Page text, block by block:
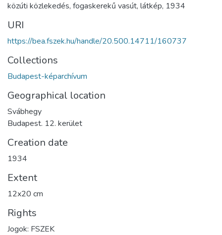
közúti közlekedés, fogaskerekű vasút, látkép, 1934
URI
https://bea.fszek.hu/handle/20.500.14711/160737
Collections
Budapest-képarchívum
Geographical location
Svábhegy
Budapest. 12. kerület
Creation date
1934
Extent
12x20 cm
Rights
Jogok: FSZEK